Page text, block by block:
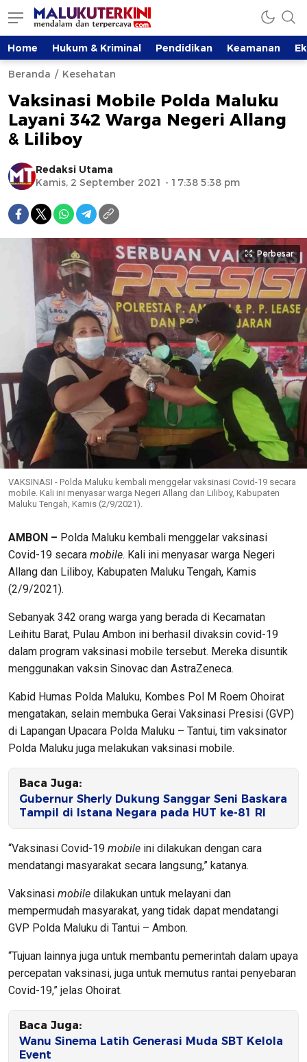
Home Hukum & Kriminal Pendidikan Keamanan
Beranda Kesehatan
Vaksinasi Mobile Polda Maluku
Layani 342 Warga Negeri Allang
& Liliboy
Redaksi Utama
Kamis, 2 September 2021 - 17:38 5:38 pm
Perbesar
VAKSINASI - Polda Maluku kembali menggelar vaksinasi Covid-19 secara
mobile. Kali ini menyasar warga Negeri Allang dan Liliboy, Kabupaten
Maluku Tengah, Kamis (2/9/2021).
AMBON – Polda Maluku kembali menggelar vaksinasi
Covid-19 secara mobile. Kali ini menyasar warga Negeri
Allang dan Liliboy, Kabupaten Maluku Tengah, Kamis
(2/9/2021).
Sebanyak 342 orang warga yang berada di Kecamatan
Leihitu Barat, Pulau Ambon ini berhasil divaksin covid-19
dalam program vaksinasi mobile tersebut. Mereka disuntik
menggunakan vaksin Sinovac dan AstraZeneca.
Kabid Humas Polda Maluku, Kombes Pol M Roem Ohoirat
mengatakan, selain membuka Gerai Vaksinasi Presisi (GVP)
di Lapangan Upacara Polda Maluku – Tantui, tim vaksinator
Polda Maluku juga melakukan vaksinasi mobile.
Baca Juga:
Gubernur Sherly Dukung Sanggar Seni Baskara
Tampil di Istana Negara pada HUT ke-81 RI
“Vaksinasi Covid-19 mobile ini dilakukan dengan cara
mendatangi masyarakat secara langsung,” katanya.
Vaksinasi mobile dilakukan untuk melayani dan
mempermudah masyarakat, yang tidak dapat mendatangi
GVP Polda Maluku di Tantui – Ambon.
“Tujuan lainnya juga untuk membantu pemerintah dalam upaya
percepatan vaksinasi, juga untuk memutus rantai penyebaran
Covid-19,” jelas Ohoirat.
Baca Juga:
Wanu Sinema Latih Generasi Muda SBT Kelola
Event